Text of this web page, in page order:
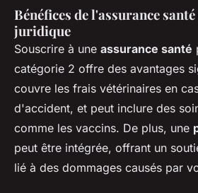
Bénéfices de l'assurance
juridique
Souscrire à une assurance santé
catégorie 2 offre des avantages
couvre les frais vétérinaires en
d'accident, et peut inclure des
comme les vaccins. De plus, une
peut être intégrée, offrant un
lié à des dommages causés par